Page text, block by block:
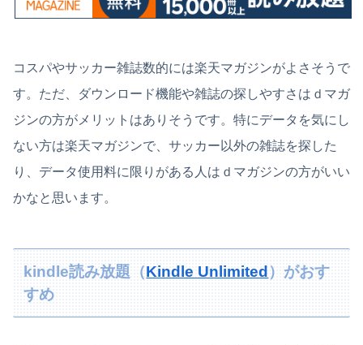
コスパやサッカー雑誌数的には楽天マガジンがよさそうで
す。ただ、ダウンロード機能や雑誌の探しやすさはｄマガ
ジンの方がメリットはありそうです。特にデータを気にし
ない方は楽天マガジンで、サッカー以外の雑誌を探した
り、データ使用料に限りがある人はｄマガジンの方がいい
かなと思います。
kindle読み放題（Kindle Unlimited）がおす
すめ